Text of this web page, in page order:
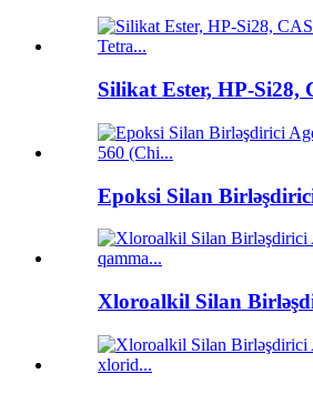
Silikat Ester, HP-Si28,
Epoksi Silan
Xloroalkil Silan